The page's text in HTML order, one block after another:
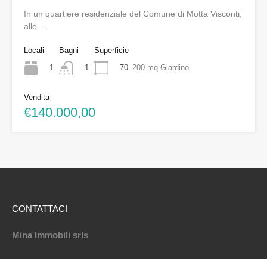
In un quartiere residenziale del Comune di Motta Visconti,
alle…
Locali
1
Bagni
1
Superficie
70 200 mq Giardino
Vendita
€140.000,00
CONTATTACI
Mina Immobili srls